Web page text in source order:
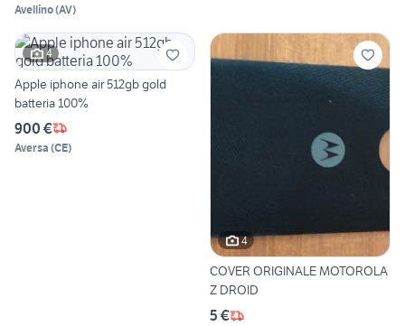
Avellino(AV)
4
Apple iphone air 512gb gold
batteria 100%
900 €
Aversa (CE)
4
COVER ORIGINALE MOTOROLA
Z DROID
5 €